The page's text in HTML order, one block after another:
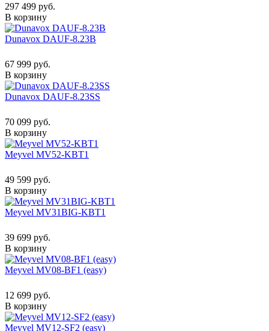
297 499 руб.
В корзину
Dunavox DAUF-8.23B
67 999 руб.
В корзину
Dunavox DAUF-8.23SS
70 099 руб.
В корзину
Meyvel MV52-KBT1
49 599 руб.
В корзину
Meyvel MV31BIG-KBT1
39 699 руб.
В корзину
Meyvel MV08-BF1 (easy)
12 699 руб.
В корзину
Meyvel MV12-SF2 (easy)